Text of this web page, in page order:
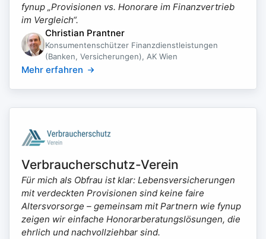
fynup „Provisionen vs. Honorare im Finanzvertrieb
im Vergleich“.
Christian Prantner
Konsumentenschützer Finanzdienstleistungen
(Banken, Versicherungen), AK Wien
Mehr erfahren
Verbraucherschutz-Verein
Für mich als Obfrau ist klar: Lebensversicherungen
mit verdeckten Provisionen sind keine faire
Altersvorsorge – gemeinsam mit Partnern wie fynup
zeigen wir einfache Honorarberatungslösungen, die
ehrlich und nachvollziehbar sind.